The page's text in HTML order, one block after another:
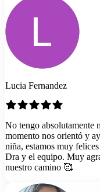
Lucia Fernandez
No tengo absolutamente
momento nos orientó y
niña, estamos muy
Dra y el equipo. Muy
nuestro camino 🥰